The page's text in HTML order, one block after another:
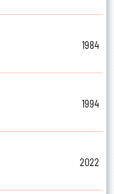
1984
1994
2022